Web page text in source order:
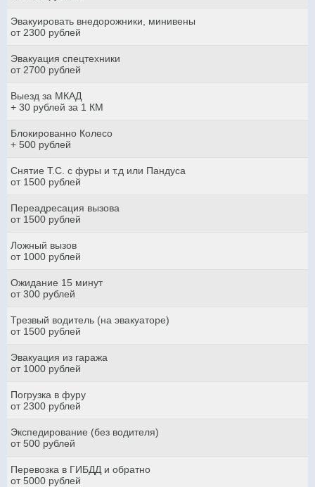
Эвакуировать внедорожники, минивены
от 2300 рублей
Эвакуация спецтехники
от 2700 рублей
Выезд за МКАД
+ 30 рублей за 1 КМ
Блокированно Колесо
+ 500 рублей
Снятие Т.С. с фуры и т.д или Пандуса
от 1500 рублей
Переадресация вызова
от 1500 рублей
Ложный вызов
от 1000 рублей
Ожидание 15 минут
от 300 рублей
Трезвый водитель (на эвакуаторе)
от 1500 рублей
Эвакуация из гаража
от 1000 рублей
Погрузка в фуру
от 2300 рублей
Экспедирование (без водителя)
от 500 рублей
Перевозка в ГИБДД и обратно
от 5000 рублей